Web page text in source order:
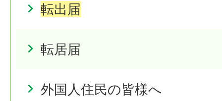
転出届
転居届
外国人住民の皆様へ